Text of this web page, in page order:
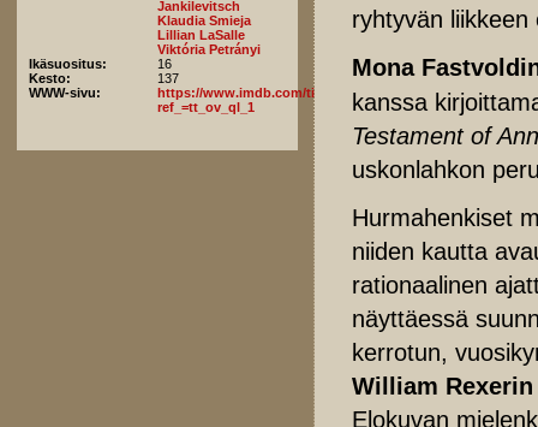
Jankilevitsch
Klaudia Smieja
Lillian LaSalle
Viktória Petrányi
Ikäsuositus:
16
Kesto:
137
WWW-sivu:
https://www.imdb.com/title/tt34819091/fullcredits/?
ref_=tt_ov_ql_1
ryhtyvän
Mona
kanssa
Testament of
uskonlahkon
Hurmahenkiset
niiden kautta
rationaalinen
näyttäessä
kerrotun,
William Rexerin
Elokuvan